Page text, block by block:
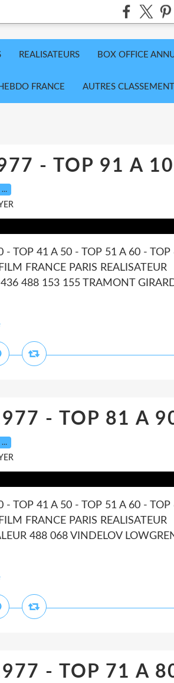
REALISATEURS BOX OFFICE
FRANCE AUTRES
- TOP 91 A
…
- TOP 41 A 50 - TOP 51 A 60 - TOP
FRANCE PARIS REALISATEUR
436 488 153 155 TRAMONT
- TOP 81 A
…
- TOP 41 A 50 - TOP 51 A 60 - TOP
FRANCE PARIS REALISATEUR
488 068 VINDELOV
- TOP 71 A